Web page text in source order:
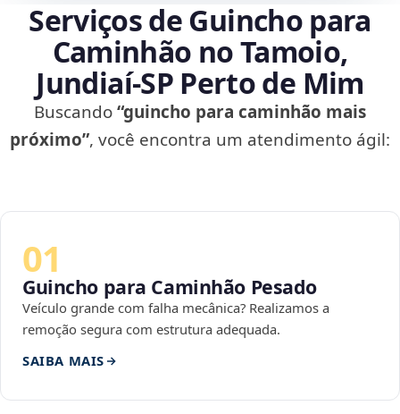
Serviços de Guincho para
Caminhão no Tamoio,
Jundiaí‑SP Perto de Mim
Buscando“guincho para caminhão mais
próximo”, você encontra um atendimento ágil:
01
Guincho para Caminhão Pesado
Veículo grande com falha mecânica? Realizamos a
remoção segura com estrutura adequada.
SAIBA MAIS